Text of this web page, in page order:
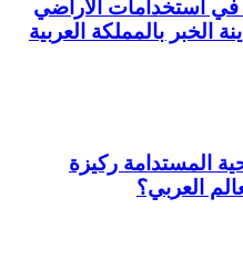
في استخدامات الأراضي
الخبر بالمملكة العربية
المستدامة ركيزة
العربي؟